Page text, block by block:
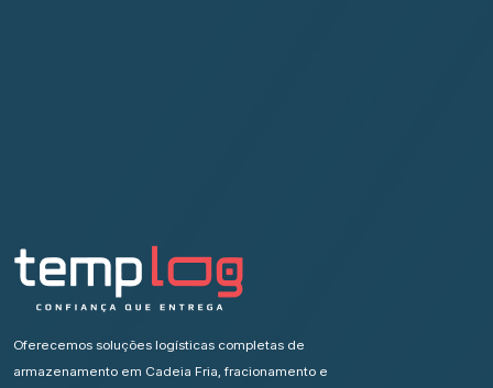
Oferecemos soluções logísticas completas de
armazenamento em Cadeia Fria, fracionamento e